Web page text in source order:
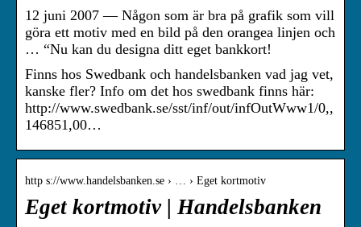
12 juni 2007 — Någon som är bra på grafik som vill
göra ett motiv med en bild på den orangea linjen och
… “Nu kan du designa ditt eget bankkort!
Finns hos Swedbank och handelsbanken vad jag vet,
kanske fler? Info om det hos swedbank finns här:
http://www.swedbank.se/sst/inf/out/infOutWww1/0,,
146851,00…
http s://www.handelsbanken.se › … › Eget kortmotiv
Eget kortmotiv | Handelsbanken